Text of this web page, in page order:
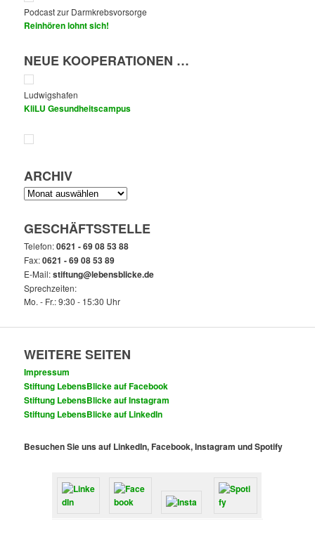
Podcast zur Darmkrebsvorsorge
Reinhören lohnt sich!
NEUE KOOPERATIONEN …
Ludwigshafen
KliLU Gesundheitscampus
ARCHIV
Archiv
GESCHÄFTSSTELLE
Telefon:0621 - 69 08 53 88
Fax:0621 - 69 08 53 89
E-Mail:stiftung@lebensblicke.de
Sprechzeiten:
Mo. - Fr.: 9:30 - 15:30 Uhr
WEITERE SEITEN
Impressum
Stiftung LebensBlicke auf Facebook
Stiftung LebensBlicke auf Instagram
Stiftung LebensBlicke auf LinkedIn
Besuchen Sie uns auf LinkedIn, Facebook, Instagram und Spotify